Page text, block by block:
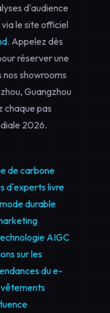
d'audience
via le site officiel
. Appelez dès
réserver une
showrooms
Guangzhou
chaque pas
2026.
de carbone
d'expertslivre
durable
AIGC
sur les
du e-